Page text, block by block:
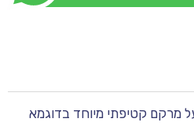
מרקם קטיפתי מיוחד בדוגמא